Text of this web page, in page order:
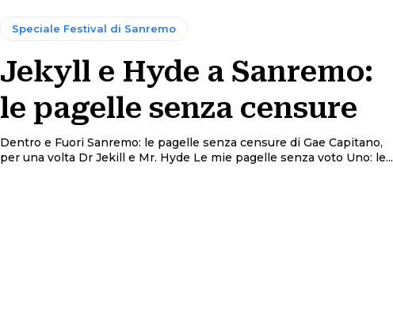
Speciale Festival di Sanremo
Jekyll e Hyde a Sanremo:
le pagelle senza censure
Dentro e Fuori Sanremo: le pagelle senza censure di Gae Capitano,
per una volta Dr Jekill e Mr. Hyde Le mie pagelle senza voto Uno: le...